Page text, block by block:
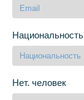
Национальность
Нет. человек